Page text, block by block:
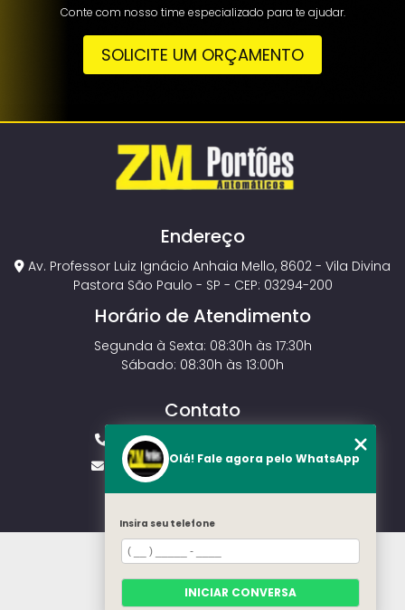
Conte com nosso time especializado para te ajudar.
SOLICITE UM ORÇAMENTO
Endereço
Av. Professor Luiz Ignácio Anhaia Mello, 8602 - Vila Divina
Pastora São Paulo - SP - CEP: 03294-200
Horário de Atendimento
Segunda à Sexta: 08:30h às 17:30h
Sábado: 08:30h às 13:00h
Contato
(11) 2143-4826
vendas.zmportoes@gmail.com
HOME
MODELOS
CONTATO
Olá! Fale agora pelo WhatsApp
Insira seu telefone
INICIAR CONVERSA